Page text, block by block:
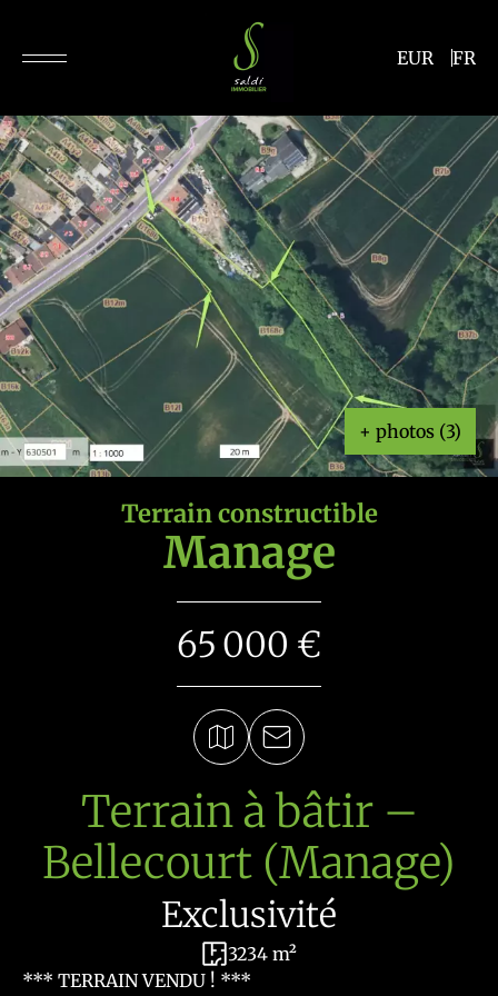
EUR FR
+ photos (3)
Terrain constructible
Manage
65 000 €
Terrain à bâtir –
Bellecourt (Manage)
Exclusivité
3234 m²
*** TERRAIN VENDU ! ***